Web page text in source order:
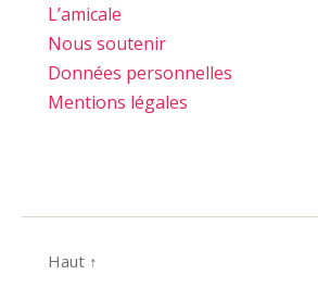
L’amicale
Nous soutenir
Données personnelles
Mentions légales
Haut ↑